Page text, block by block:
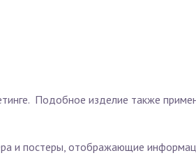
Подобное изделие также
и постеры, отображающие